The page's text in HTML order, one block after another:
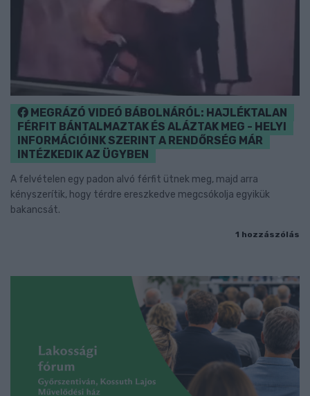
MEGRÁZÓ VIDEÓ BÁBOLNÁRÓL: HAJLÉKTALAN
FÉRFIT BÁNTALMAZTAK ÉS ALÁZTAK MEG - HELYI
INFORMÁCIÓINK SZERINT A RENDŐRSÉG MÁR
INTÉZKEDIK AZ ÜGYBEN
A felvételen egy padon alvó férfit ütnek meg, majd arra
kényszerítik, hogy térdre ereszkedve megcsókolja egyikük
bakancsát.
1 hozzászólás